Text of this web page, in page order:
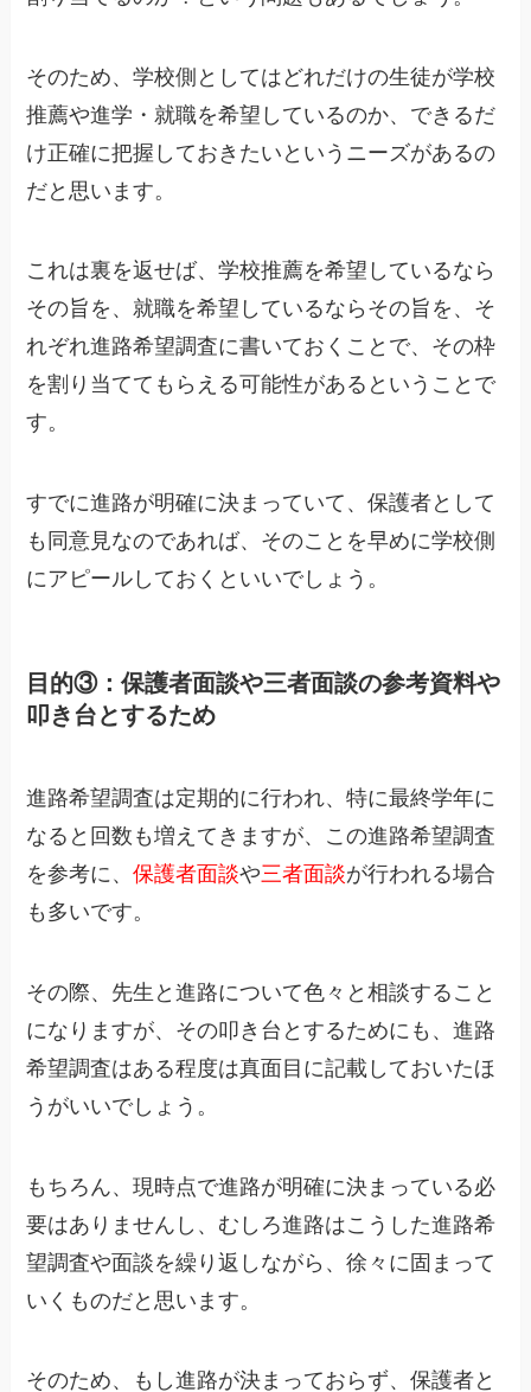
そのため、学校側としてはどれだけの生徒が学校
推薦や進学・就職を希望しているのか、できるだ
け正確に把握しておきたいというニーズがあるの
だと思います。
これは裏を返せば、学校推薦を希望しているなら
その旨を、就職を希望しているならその旨を、そ
れぞれ進路希望調査に書いておくことで、その枠
を割り当ててもらえる可能性があるということで
す。
すでに進路が明確に決まっていて、保護者として
も同意見なのであれば、そのことを早めに学校側
にアピール しておくといいでしょう。
目的③：保護者面談や三者面談の参考資料や
叩き台とするため
進路希望調査は定期的に行われ、特に最終学年に
なると回数も増えてきますが、この進路希望調査
を参考に、保護者面談や三者面談が行われる場合
も多いです。
その際、先生と進路について色々と相談すること
になりますが、その叩き台とするためにも、進路
希望調査はある程度は真面目に記載しておいたほ
うがいいでしょう。
もちろん、現時点で進路が明確に決まっている必
要はありませんし、むしろ進路はこうした進路希
望調査や面談を繰り返しながら、徐々に固まって
いくものだと思います。
そのため、もし進路が決まっておらず、保護者と